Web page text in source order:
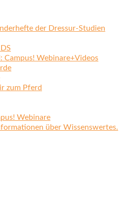
der Dressur-Studien
Campus! Webinare+Videos
zum Pferd
Webinare
über Wissenswertes.